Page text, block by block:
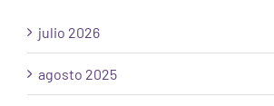
julio 2026
agosto 2025